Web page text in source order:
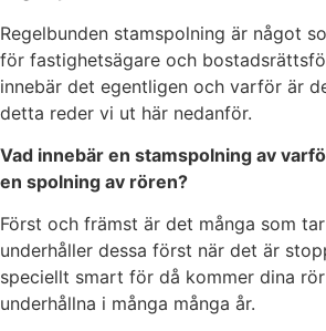
Regelbunden stamspolning är något
för fastighetsägare och
innebär det egentligen och varför är
detta reder vi ut här nedanför.
Vad innebär en stamspolning av
en spolning av rören?
Först och främst är det många som
underhåller dessa först när det är
speciellt smart för då kommer dina
underhållna i många många år.